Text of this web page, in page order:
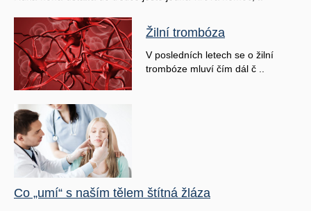
Žilní trombóza
V posledních letech se o žilní
trombóze mluví čím dál č ..
Co „umí“ s naším tělem štítná žláza